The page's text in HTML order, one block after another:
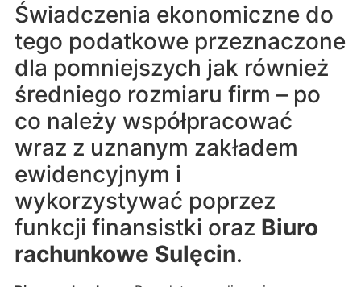
Świadczenia ekonomiczne do
tego podatkowe przeznaczone
dla pomniejszych jak również
średniego rozmiaru firm – po
co należy współpracować
wraz z uznanym zakładem
ewidencyjnym i
wykorzystywać poprzez
funkcji finansistki oraz Biuro
rachunkowe Sulęcin.